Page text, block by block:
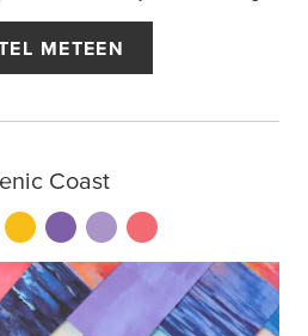
METEEN
Coast